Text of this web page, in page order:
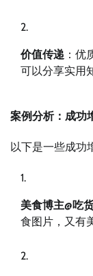
价值传递 ：
可以分享实用
案例分析：成功
以下是一些成功
美食博主@吃
食图片，又有